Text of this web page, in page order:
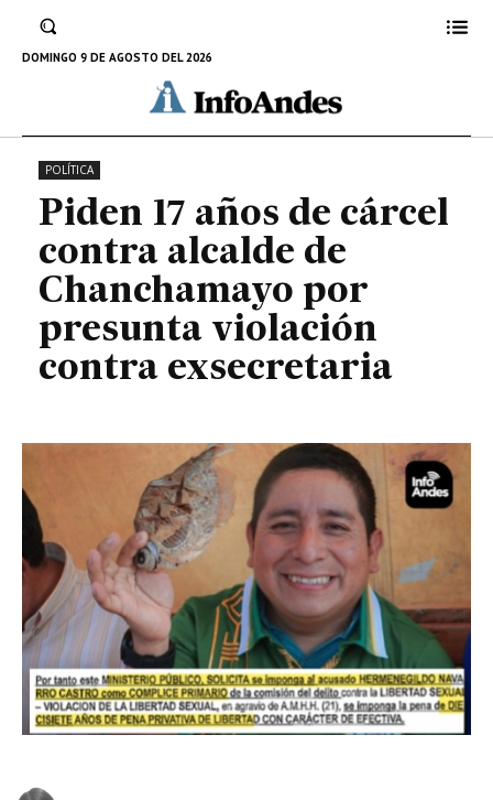
DOMINGO 9 DE AGOSTO DEL 2026exsecretaria
3 DE NOVIEMBRE DE 2024
POLÍTICA
Piden 17 años de cárcel
contra alcalde de
Chanchamayo por
presunta violación
contra exsecretaria